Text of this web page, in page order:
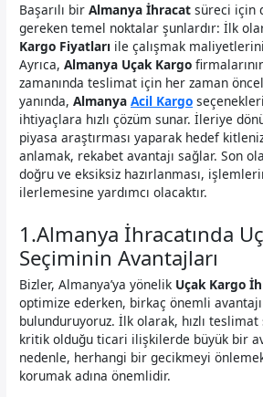
Başarılı birAlmanya İhracat süreci için
gereken temel noktalar şunlardır: İlk
Kargo Fiyatları ile çalışmak
Ayrıca,Almanya Uçak Kargo
zamanında teslimat için her zaman
yanında,AlmanyaAcil Kargo
ihtiyaçlara hızlı çözüm sunar. İleriye
piyasa araştırması yaparak hedef
anlamak, rekabet avantajı sağlar. Son
doğru ve eksiksiz hazırlanması,
ilerlemesine yardımcı olacaktır.
1.Almanya İhracatında
Seçiminin Avantajları
Bizler, Almanya’ya yönelik Uçak Kargo
optimize ederken, birkaç önemli
bulunduruyoruz. İlk olarak, hızlı
kritik olduğu ticari ilişkilerde büyük bir
nedenle, herhangi bir gecikmeyi
korumak adına önemlidir.